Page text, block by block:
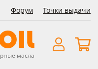
Форум Точки выдачи
масла